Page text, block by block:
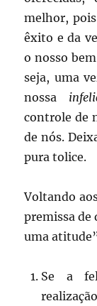
melhor,
êxito e da
o nosso
seja, uma
nossa
controle de
de nós.
pura tolice.
Voltando
premissa de
uma
Se a